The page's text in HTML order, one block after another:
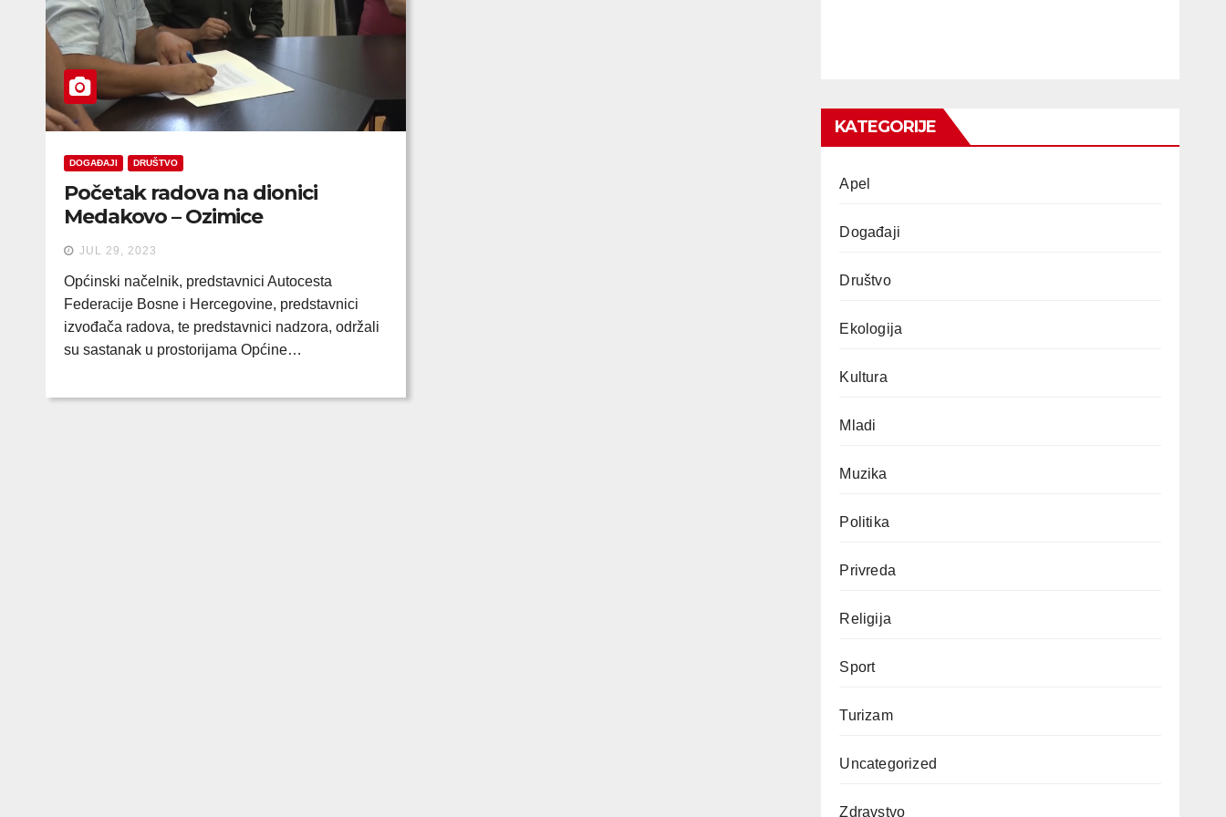
DOGAĐAJI DRUŠTVO
Početak radova na dionici
Medakovo – Ozimice
JUL 29, 2023
Općinski načelnik, predstavnici Autocesta
Federacije Bosne i Hercegovine, predstavnici
izvođača radova, te predstavnici nadzora, održali
su sastanak u prostorijama Općine…
KATEGORIJE
Apel
Događaji
Društvo
Ekologija
Kultura
Mladi
Muzika
Politika
Privreda
Religija
Sport
Turizam
Uncategorized
Zdravstvo